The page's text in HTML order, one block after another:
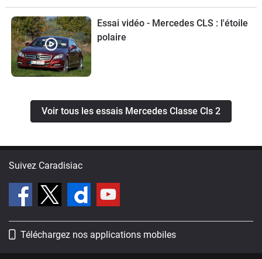
Essai vidéo - Mercedes CLS : l'étoile
polaire
Voir tous les essais Mercedes Classe Cls 2
Suivez Caradisiac
Téléchargez nos applications mobiles